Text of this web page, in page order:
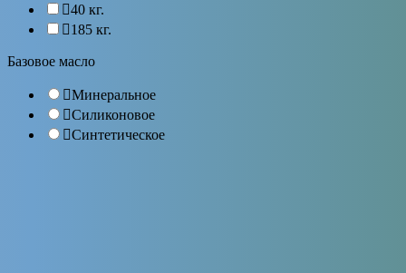
40 кг.
185 кг.
Базовое масло
Минеральное
Силиконовое
Синтетическое